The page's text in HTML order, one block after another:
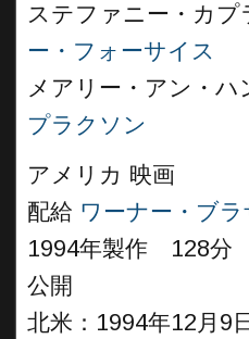
ステファニー・カプ
ー・フォーサイス
メアリー・アン・ハ
プラクソン
アメリカ 映画
配給 ワーナー・ブ
1994年製作 128分
公開
北米：1994年12月9日